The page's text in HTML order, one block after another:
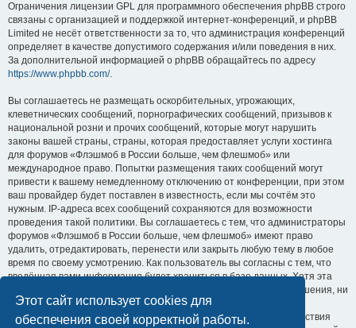
Этот сайт использует cookies для
обеспечения своей корректной работы.
Ограничения лицензии GPL для программного обеспечения phpBB строго
связаны с организацией и поддержкой интернет-конференций, и phpBB
Limited не несёт ответственности за то, что администрация конференций
определяет в качестве допустимого содержания и/или поведения в них.
За дополнительной информацией о phpBB обращайтесь по адресу
https://www.phpbb.com/.
Вы соглашаетесь не размещать оскорбительных, угрожающих,
клеветнических сообщений, порнографических сообщений, призывов к
национальной розни и прочих сообщений, которые могут нарушить
законы вашей страны, страны, которая предоставляет услуги хостинга
для форумов «Флэшмоб в России больше, чем флешмоб» или
международное право. Попытки размещения таких сообщений могут
привести к вашему немедленному отключению от конференции, при этом
ваш провайдер будет поставлен в известность, если мы сочтём это
нужным. IP-адреса всех сообщений сохраняются для возможности
проведения такой политики. Вы соглашаетесь с тем, что администраторы
форумов «Флэшмоб в России больше, чем флешмоб» имеют право
удалить, отредактировать, перенести или закрыть любую тему в любое
время по своему усмотрению. Как пользователь вы согласны с тем, что
введённая вами информация будет храниться в базе данных. Хотя эта
информация не будет открыта третьим лицам без вашего разрешения, ни
администрация конференции «Флэшмоб в России больше, чем
флешмоб», ни phpBB Limited не может быть ответственна за действия